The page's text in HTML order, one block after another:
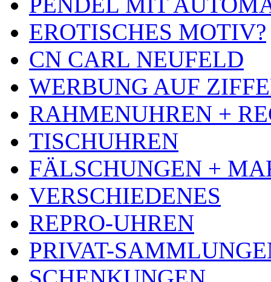
EROTISCHES MOTIV?
CN CARL NEUFELD
WERBUNG AUF
RAHMENUHREN +
TISCHUHREN
FÄLSCHUNGEN +
VERSCHIEDENES
REPRO-UHREN
PRIVAT-